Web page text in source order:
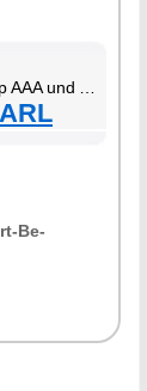
C-La­de­funk­ti­on
Be­